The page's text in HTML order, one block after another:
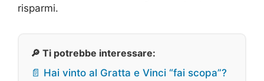
risparmi.
🔎 Ti potrebbe interessare:
📄 Hai vinto al Gratta e Vinci “fai scopa”?